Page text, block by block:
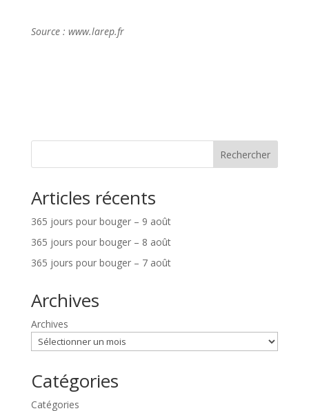
Source : www.larep.fr
Rechercher
Articles récents
365 jours pour bouger – 9 août
365 jours pour bouger – 8 août
365 jours pour bouger – 7 août
Archives
Archives
Catégories
Catégories